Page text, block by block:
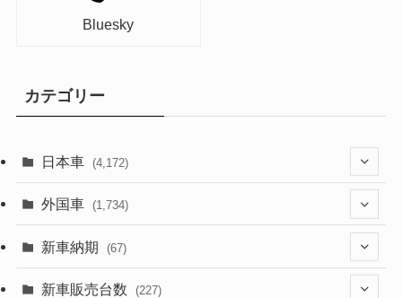
Bluesky
カテゴリー
日本車 (4,172)
(1,321)
(329)
外国車 (1,734)
新車納期 (67)
(28)
新車販売台数 (227)